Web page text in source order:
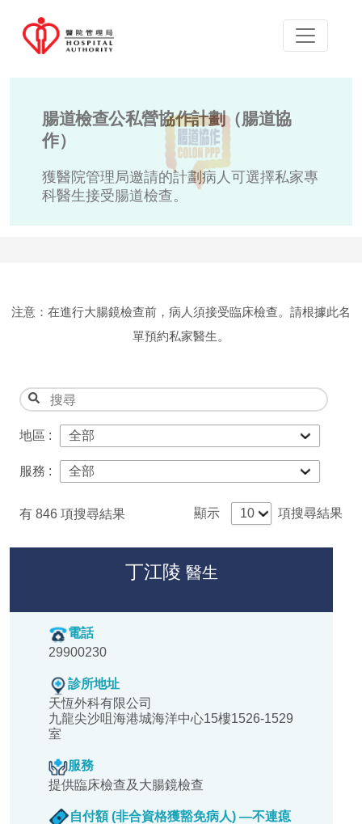
腸道檢查公私營協作計劃（腸道協
作）
獲醫院管理局邀請的計劃病人可選擇私家專
科醫生接受腸道檢查。
注意：在進行大腸鏡檢查前，病人須接受臨床檢查。請根據此名
單預約私家醫生。
地區 :
服務 :
有 846 項搜尋結果 顯示 項搜尋結果
丁江陵 醫生
電話
29900230
診所地址
天恆外科有限公司
九龍尖沙咀海港城海洋中心15樓1526-1529
室
服務
提供臨床檢查及大腸鏡檢查
自付額 (非合資格獲豁免病人) —不連瘜